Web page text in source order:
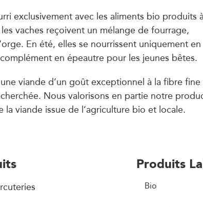
exclusivement avec les aliments bio produits
vaches reçoivent un mélange de fourrage,
En été, elles se nourrissent uniquement en
en épeautre pour les jeunes bêtes.
viande d’un goût exceptionnel à la fibre
Nous valorisons en partie notre
la viande issue de l’agriculture bio et locale.
Produits
Bio